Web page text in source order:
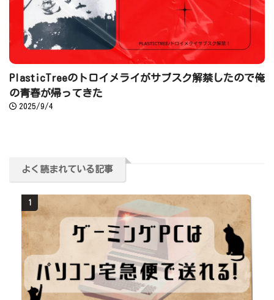
PlasticTreeのトロイメライがサブスク解禁したので俺
の青春が帰ってきた
2025/9/4
よく読まれている記事
1